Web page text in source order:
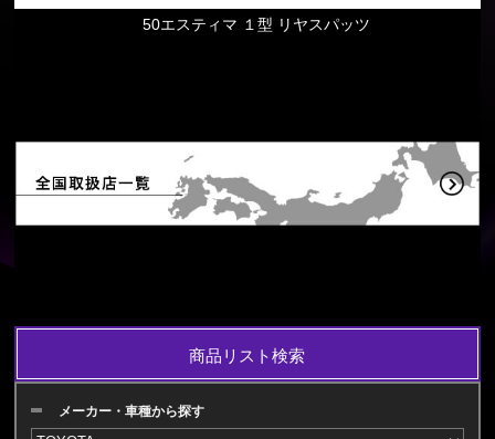
50エスティマ １型 リヤスパッツ
商品リスト検索
メーカー・車種から探す